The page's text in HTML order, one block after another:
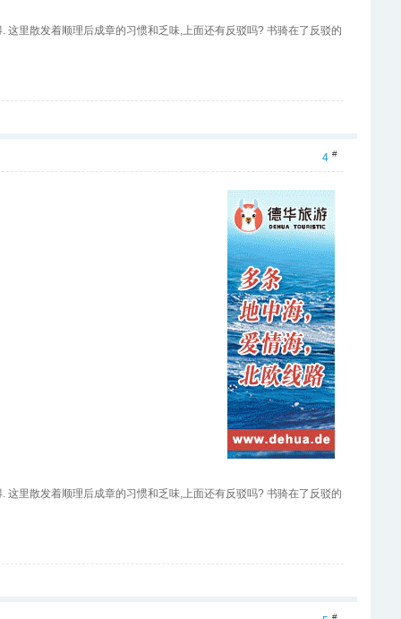
里散发着顺理后成章的习惯和乏味,上面还有反驳吗? 书骑在了反驳的
4 #
里散发着顺理后成章的习惯和乏味,上面还有反驳吗? 书骑在了反驳的
#